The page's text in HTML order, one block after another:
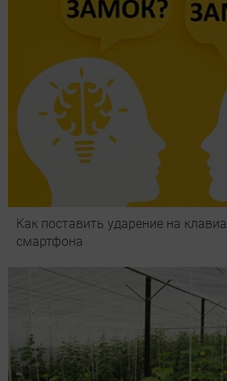
Как поставить ударение на
смартфона